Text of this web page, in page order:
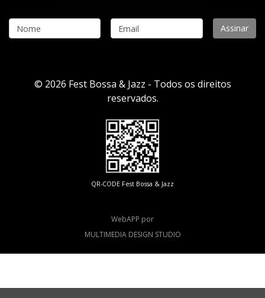
© 2026 Fest Bossa & Jazz - Todos os direitos
reservados.
QR-CODE Fest Bossa & Jazz
WebAPP por
MULTIMEDIA DESIGN STUDIO